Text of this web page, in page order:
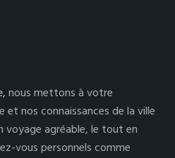
nous mettons à votre
nos connaissances de la ville
agréable, le tout en
vous personnels comme